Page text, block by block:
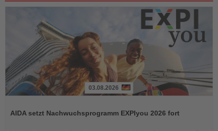
die
03.08.2026
AIDA setzt Nachwuchsprogramm EXPIyou 2026 fort